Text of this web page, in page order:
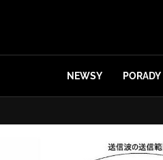
NEWSY PORADY